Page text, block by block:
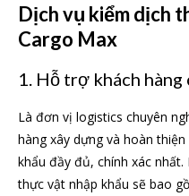
Dịch vụ kiểm dịch
Cargo Max
1. Hỗ trợ khách hàng
Là đơn vị logistics chuyên
hàng xây dựng và hoàn
khẩu đầy đủ, chính xác
thực vật nhập khẩu sẽ bao